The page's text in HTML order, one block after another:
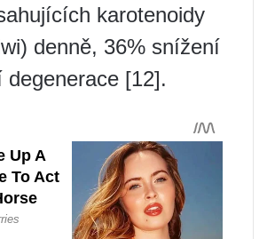
karotenoidy
denně, 36% snížení
degenerace [12].